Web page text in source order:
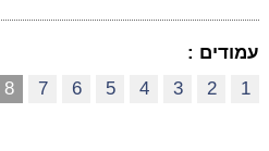
עמודים :
1
2
3
4
5
6
7
8